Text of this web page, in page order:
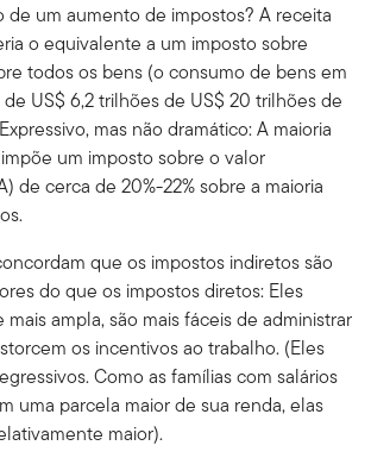
de um aumento de impostos? A receita
o equivalente a um imposto sobre
todos os bens (o consumo de bens em
US$ 6,2 trilhões de US$ 20 trilhões de
mas não dramático: A maioria
um imposto sobre o valor
de cerca de 20%-22% sobre a maioria
que os impostos indiretos são
do que os impostos diretos: Eles
ampla, são mais fáceis de administrar
os incentivos ao trabalho. (Eles
Como as famílias com salários
uma parcela maior de sua renda, elas
maior).